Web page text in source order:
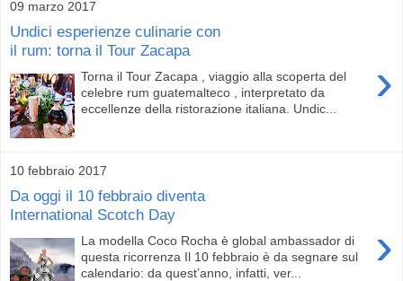
09 marzo 2017
Undici esperienze culinarie con
il rum: torna il Tour Zacapa
›
Torna il Tour Zacapa , viaggio alla scoperta del
celebre rum guatemalteco , interpretato da
eccellenze della ristorazione italiana. Undic...
10 febbraio 2017
Da oggi il 10 febbraio diventa
International Scotch Day
›
La modella Coco Rocha è global ambassador di
questa ricorrenza Il 10 febbraio è da segnare sul
calendario: da quest’anno, infatti, ver...